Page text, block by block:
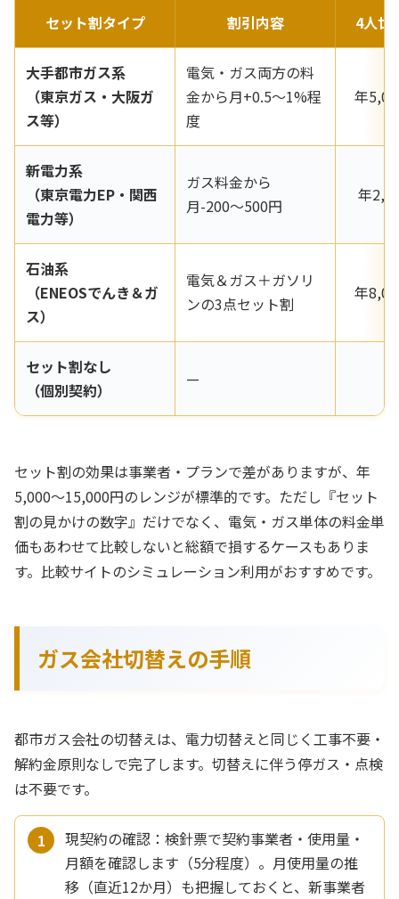
セット割タイプ 割引内容 4人世
大手都市ガス系
（東京ガス・大阪ガ
ス等）
電気・ガス両方の料
金から月+0.5〜1%程
度
年
新電力系
（東京電力EP・関西
電力等）
ガス料金から
月-200〜500円
年
石油系
（ENEOSでんき＆ガ
ス）
電気＆ガス＋ガソリ
ンの3点セット割
年
セット割なし
（個別契約）
—
セット割の効果は事業者・プランで差がありますが、年
5,000〜15,000円のレンジが標準的です。ただし『セット
割の見かけの数字』だけでなく、電気・ガス単体の料金単
価もあわせて比較しないと総額で損するケースもありま
す。比較サイトのシミュレーション利用がおすすめです。
ガス会社切替えの手順
都市ガス会社の切替えは、電力切替えと同じく工事不要・
解約金原則なしで完了します。切替えに伴う停ガス・点検
は不要です。
現契約の確認：検針票で契約事業者・使用量・
月額を確認します（5分程度）。月使用量の推
移（直近12か月）も把握しておくと、新事業者